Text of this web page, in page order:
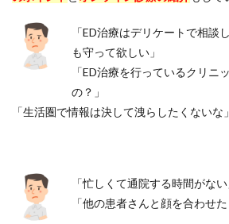
「ED治療はデリケートで相談
も守って欲しい」
「ED治療を行っているクリニ
の？」
「生活圏で情報は決して洩らしたくないな」
「忙しくて通院する時間がない
「他の患者さんと顔を合わせた